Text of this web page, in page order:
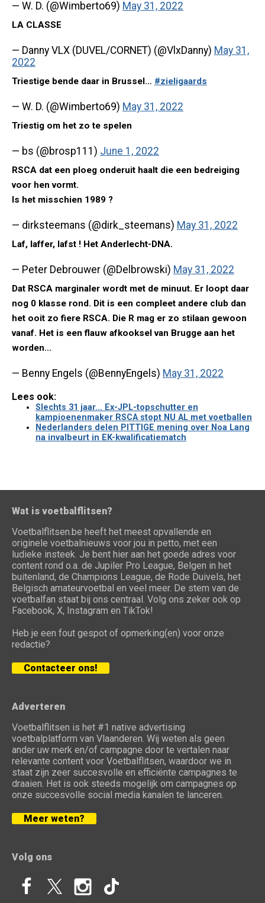
— W. D. (@Wimberto69) May 31, 2022
LA CLASSE
— Danny VLX (DUVEL/CORNET) (@VlxDanny) May 31,
2022
Triestige bende daar in Brussel… #zieligaards
— W. D. (@Wimberto69) May 31, 2022
Triestig om het zo te spelen
— bs (@brosp111) June 1, 2022
RSCA dat een ploeg onderuit haalt die een bedreiging
voor hen vormt.
Is het misschien 1989 ?
— dirksteemans (@dirk_steemans) May 31, 2022
Laf, laffer, lafst ! Het Anderlecht-DNA.
— Peter Debrouwer (@Delbrowski) May 31, 2022
Dat RSCA marginaler wordt met de minuut. Er loopt daar
nog 0 klasse rond. Dit is een compleet andere club dan
het ooit zo fiere RSCA. Die R mag er zo stilaan gewoon
vanaf. Het is een flauw afkooksel van Brugge aan het
worden...
— Benny Engels (@BennyEngels) May 31, 2022
Lees ook:
Slechts 31 jaar... Ex-JPL-topschutter en
kampioenenmaker RSCA stopt NU AL met voetballen
Nederlanders delen PITTIGE mening over Noa Lang
na invalbeurt in EK-kwalificatiematch
Wat is voetbalflitsen?
Voetbalflitsen.be heeft het meest opvallende en
originele voetbalnieuws voor jou in petto, met een
ludieke insteek. Je bent hier aan het goede adres voor
content rond o.a. de Jupiler Pro League, Belgen in het
buitenland, de Champions League, de Rode Duivels, het
Belgisch amateurvoetbal en veel meer. De stem van de
voetbalfan staat bij ons centraal. Volg ons zeker ook op
Facebook, X, Instagram en TikTok!
Heb je een fout gespot of opmerking(en) voor onze
redactie?
Contacteer ons!
Adverteren
Voetbalflitsen is het #1 native advertising
voetbalplatform van Vlaanderen. Wij weten als geen
ander uw merk en/of campagne door te vertalen naar
relevante content voor Voetbalflitsen, waardoor we in
staat zijn zeer succesvolle en efficiënte campagnes te
draaien. Het is ook steeds mogelijk om campagnes op
onze succesvolle social media kanalen te lanceren.
Meer weten?
Volg ons